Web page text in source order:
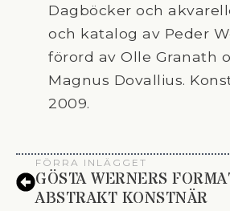
Dagböcker och
och katalog av Peder
förord av Olle Granath
Magnus Dovallius.
2009.
FÖRRA INLÄGGET
GÖSTA WERNERS
ABSTRAKT KONSTNÄR